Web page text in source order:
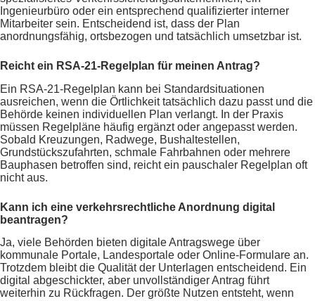
Ingenieurbüro oder ein entsprechend qualifizierter interner
Mitarbeiter sein. Entscheidend ist, dass der Plan
anordnungsfähig, ortsbezogen und tatsächlich umsetzbar ist.
Reicht ein RSA-21-Regelplan für meinen Antrag?
Ein RSA-21-Regelplan kann bei Standardsituationen
ausreichen, wenn die Örtlichkeit tatsächlich dazu passt und die
Behörde keinen individuellen Plan verlangt. In der Praxis
müssen Regelpläne häufig ergänzt oder angepasst werden.
Sobald Kreuzungen, Radwege, Bushaltestellen,
Grundstückszufahrten, schmale Fahrbahnen oder mehrere
Bauphasen betroffen sind, reicht ein pauschaler Regelplan oft
nicht aus.
Kann ich eine verkehrsrechtliche Anordnung digital
beantragen?
Ja, viele Behörden bieten digitale Antragswege über
kommunale Portale, Landesportale oder Online-Formulare an.
Trotzdem bleibt die Qualität der Unterlagen entscheidend. Ein
digital abgeschickter, aber unvollständiger Antrag führt
weiterhin zu Rückfragen. Der größte Nutzen entsteht, wenn